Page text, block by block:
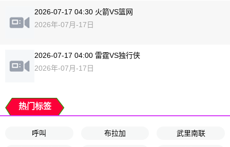
2026-07-17 04:30 火箭VS篮网
2026年-07月-17日
2026-07-17 04:00 雷霆VS独行侠
2026年-07月-17日
热门标签
呼叫 布拉加 武里南联